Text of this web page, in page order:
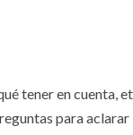
tener en cuenta,
para aclarar